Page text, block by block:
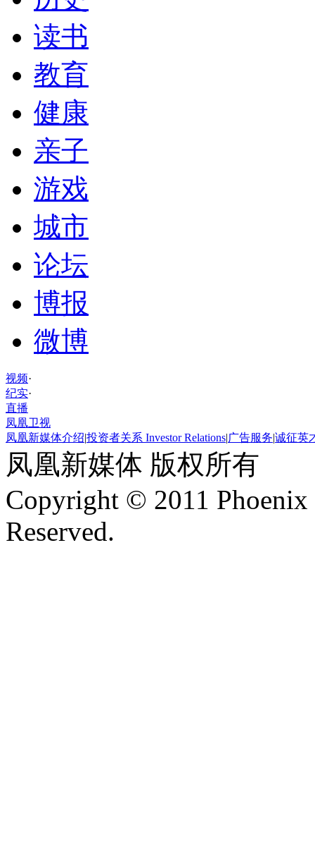
读书
教育
健康
亲子
游戏
城市
论坛
博报
微博
视频·
纪实·
直播
凤凰卫视
凤凰新媒体介绍|投资者关系 Investor Relations|广告服务|诚征英
凤凰新媒体 版权所有
Copyright © 2011
Reserved.